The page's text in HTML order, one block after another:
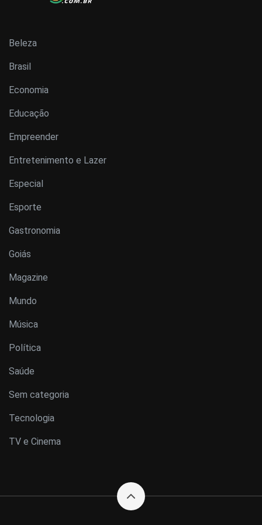
Beleza
Brasil
Economia
Educação
Empreender
Entretenimento e Lazer
Especial
Esporte
Gastronomia
Goiás
Magazine
Mundo
Música
Política
Saúde
Sem categoria
Tecnologia
TV e Cinema